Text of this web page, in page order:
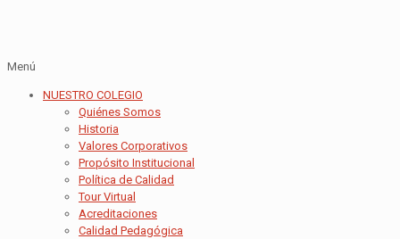
Menú
NUESTRO COLEGIO
Quiénes Somos
Historia
Valores Corporativos
Propósito Institucional
Política de Calidad
Tour Virtual
Acreditaciones
Calidad Pedagógica